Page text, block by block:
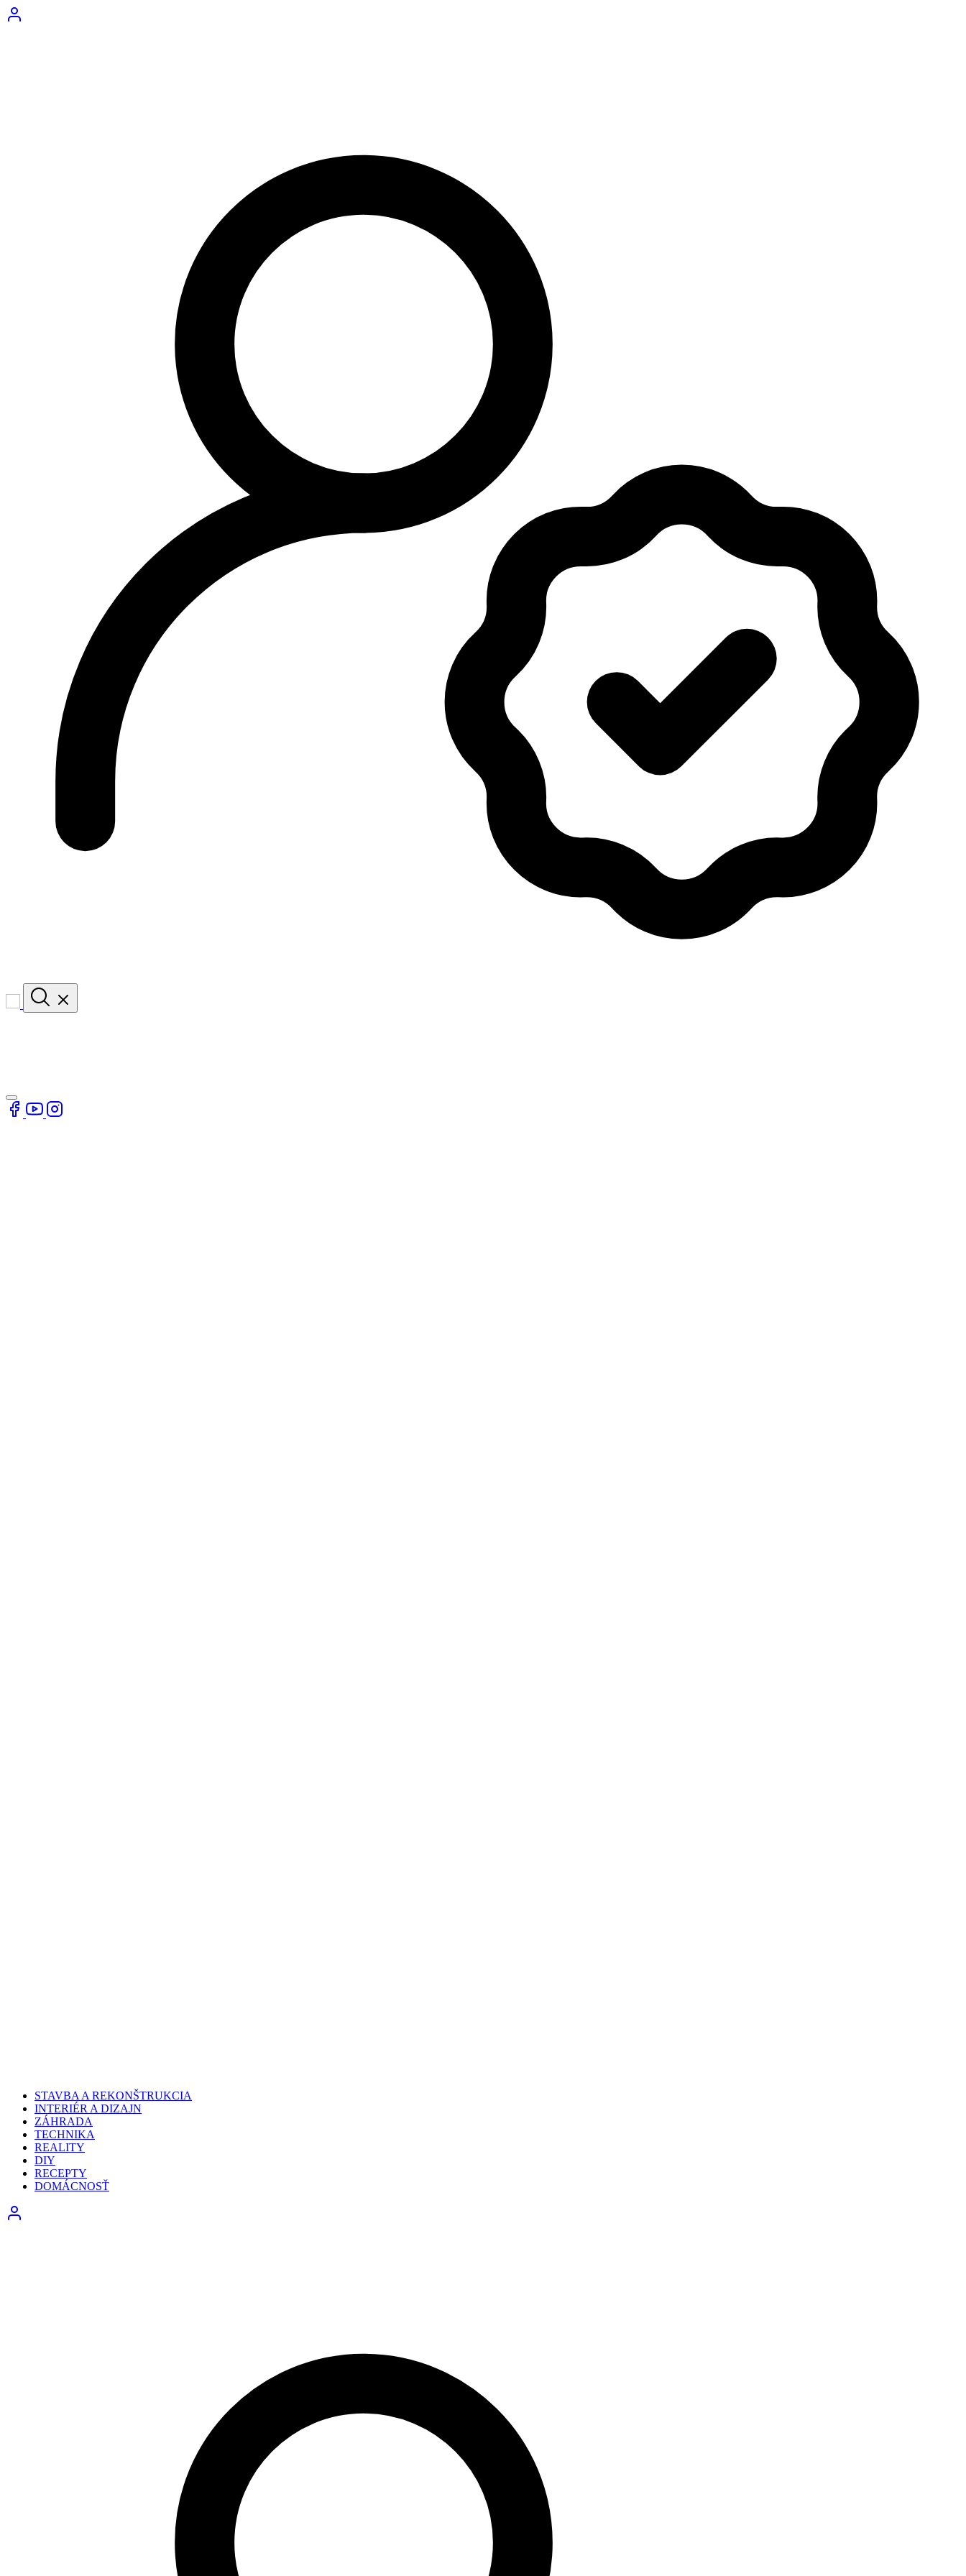
STAVBA A REKONŠTRUKCIA
INTERIÉR A DIZAJN
ZÁHRADA
TECHNIKA
REALITY
DIY
RECEPTY
DOMÁCNOSŤ